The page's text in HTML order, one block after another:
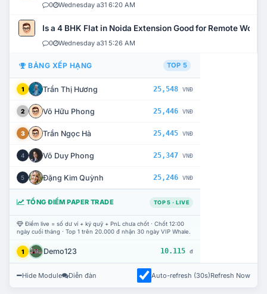
0 Wednesday a31 6:20 AM
Is a 4 BHK Flat in Noida Extension Good for Remote Work?
0 Wednesday a31 5:26 AM
BẢNG XẾP HẠNG TOP 5
1 Trần Thị Hương 25,548 VNĐ
2 Võ Hữu Phong 25,446 VNĐ
3 Trần Ngọc Hà 25,445 VNĐ
4 Võ Duy Phong 25,347 VNĐ
5 Đặng Kim Quỳnh 25,246 VNĐ
TỔNG ĐIỂM PAPER TRADE TOP 5 · LIVE
Điểm live = số dư ví + ký quỹ + PnL chưa chốt · Chốt 12:00
ngày cuối tháng · Top 1 trên 20.000 đ nhận 30 ngày VIP Whale.
1 Demo123 10.115 đ
Hide Module Diễn đàn Auto-refresh (30s)Refresh Now